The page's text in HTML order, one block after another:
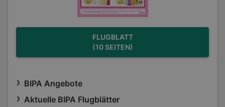
FLUGBLATT
(10 SEITEN)
BIPA Angebote
Aktuelle BIPA Flugblätter